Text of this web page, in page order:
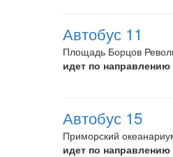
Автобус 11
Площадь Борцов
идет по направлению
Автобус 15
Приморский
идет по направлению